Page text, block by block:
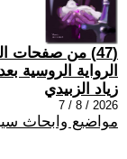
(47) من صفحات
الرواية الروسية
زياد الزبيدي
2026 / 8 / 7
مواضيع وابحاث